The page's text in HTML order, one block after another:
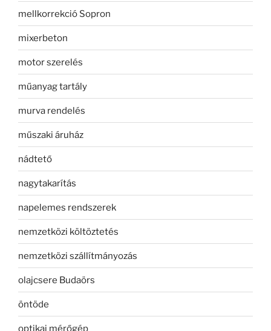
mellkorrekció Sopron
mixerbeton
motor szerelés
műanyag tartály
murva rendelés
műszaki áruház
nádtető
nagytakarítás
napelemes rendszerek
nemzetközi költöztetés
nemzetközi szállítmányozás
olajcsere Budaörs
öntöde
optikai mérőgép